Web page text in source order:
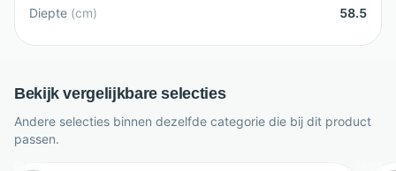
Diepte (cm) 58.5
Bekijk vergelijkbare selecties
Andere selecties binnen dezelfde categorie die bij dit product
passen.